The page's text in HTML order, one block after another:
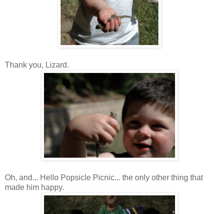
Thank you, Lizard.
Oh, and... Hello Popsicle Picnic... the only other thing that
made him happy.